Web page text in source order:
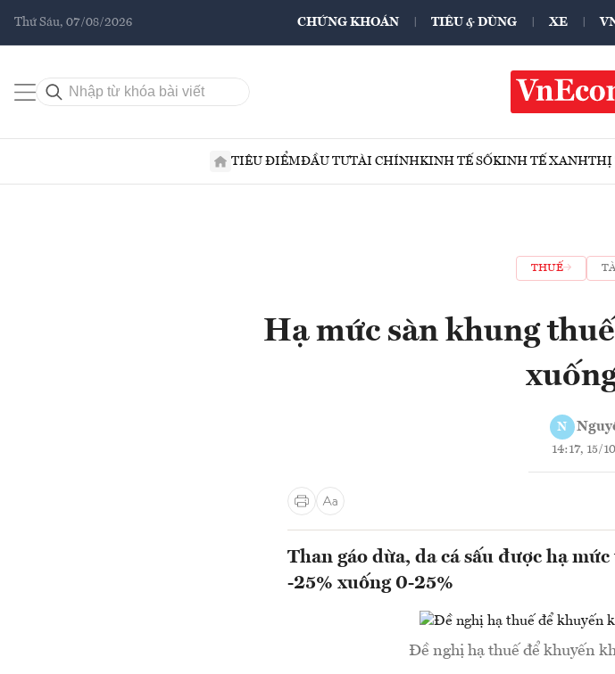
Thứ Sáu, 07/08/2026 CHỨNG KHOÁN TIÊU & DÙNG XE
TIÊU ĐIỂMĐẦU TƯTÀI CHÍNHKINH TẾ SỐKINH TẾ XANHTHỊ
THUẾ
Hạ mức sàn khung
N
14:17, 15/
Than gáo dừa, da cá sấu được hạ
-25% xuống 0-25%
Đề nghị hạ thuế để khuyến